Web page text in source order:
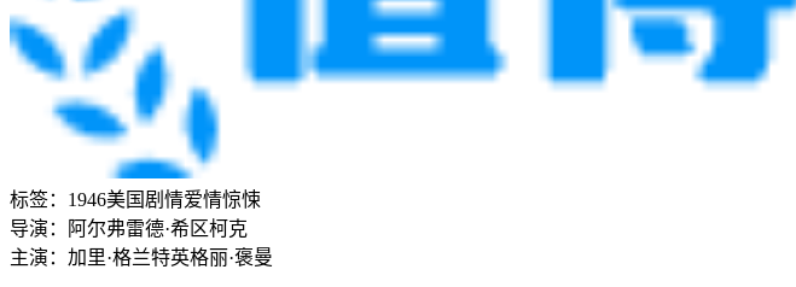
标签： 1946美国剧情爱情惊悚
导演：
阿尔弗雷德·希区柯克
主演： 加里·格兰特英格丽·褒曼